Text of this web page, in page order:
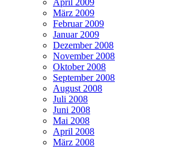
März 2009
Februar 2009
Januar 2009
Dezember 2008
November 2008
Oktober 2008
September 2008
August 2008
Juli 2008
Juni 2008
Mai 2008
April 2008
März 2008